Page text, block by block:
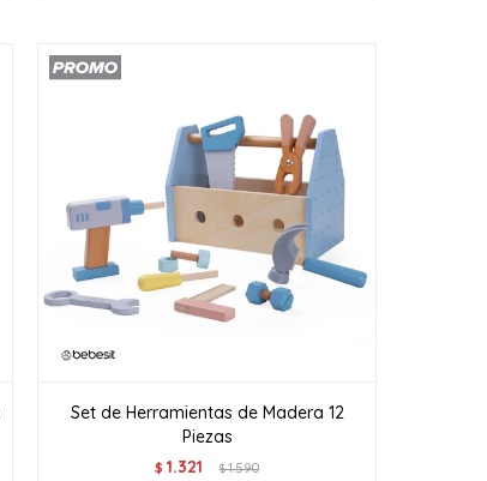
Set de Herramientas de Madera 12
Piezas
$ 1.321 $1.590